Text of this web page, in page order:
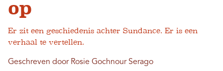
op
Er zit een geschiedenis achter Sundance. Er is een
verhaal te vertellen.
Geschreven door Rosie Gochnour Serago